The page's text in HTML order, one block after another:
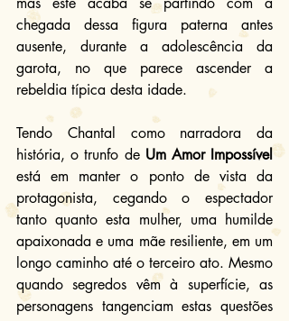
chegada dessa figura paterna antes
ausente, durante a adolescência da
garota, no que parece ascender a
rebeldia típica desta idade.
Tendo Chantal como narradora da
história, o trunfo de Um Amor Impossível
está em manter o ponto de vista da
protagonista, cegando o espectador
tanto quanto esta mulher, uma humilde
apaixonada e uma mãe resiliente, em um
longo caminho até o terceiro ato. Mesmo
quando segredos vêm à superfície, as
personagens tangenciam estas questões